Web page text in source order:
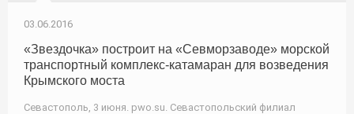
03.06.2016
«Звездочка» построит на «Севморзаводе» морской
транспортный комплекс-катамаран для возведения
Крымского моста
Севастополь, 3 июня. pwo.su. Севастопольский филиал